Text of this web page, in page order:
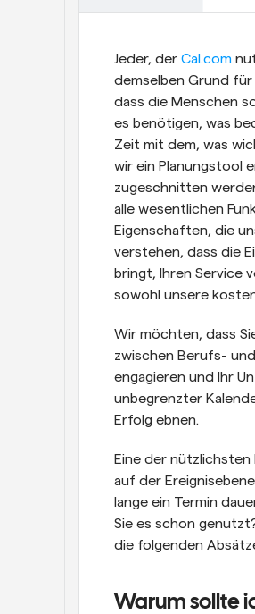
Jeder, der Cal.com
demselben Grund
dass die Menschen
es benötigen, was
Zeit mit dem, was
wir ein Planungstool
zugeschnitten
alle wesentlichen
Eigenschaften, die
verstehen, dass die
bringt, Ihren Service
sowohl unsere
Wir möchten, dass
zwischen Berufs-
engagieren und Ihr
unbegrenzter
Erfolg ebnen.
Eine der nützlichsten
auf der
lange ein Termin
Sie es schon
die folgenden
Warum sollte